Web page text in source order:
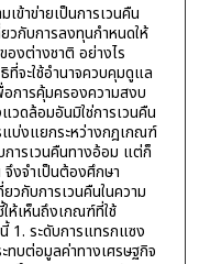
ข้าข่ายเป็นการเวนคืน
วกับการลงทุนกำหนดให้
องต่างชาติ อย่างไร
ที่จะใช้อำนาจควบคุมดูแล
การคุ้มครองความสงบ
ดล้อมอันมิใช่การเวนคืน
แบ่งแยกระหว่างกฎเกณฑ์
ารเวนคืนทางอ้อม แต่ก็
งจำเป็นต้องศึกษา
วกับการเวนคืนในความ
ห้เห็นถึงเกณฑ์ที่ใช้
1. ระดับการแทรกแซง
บต่อมูลค่าทางเศรษฐกิจ